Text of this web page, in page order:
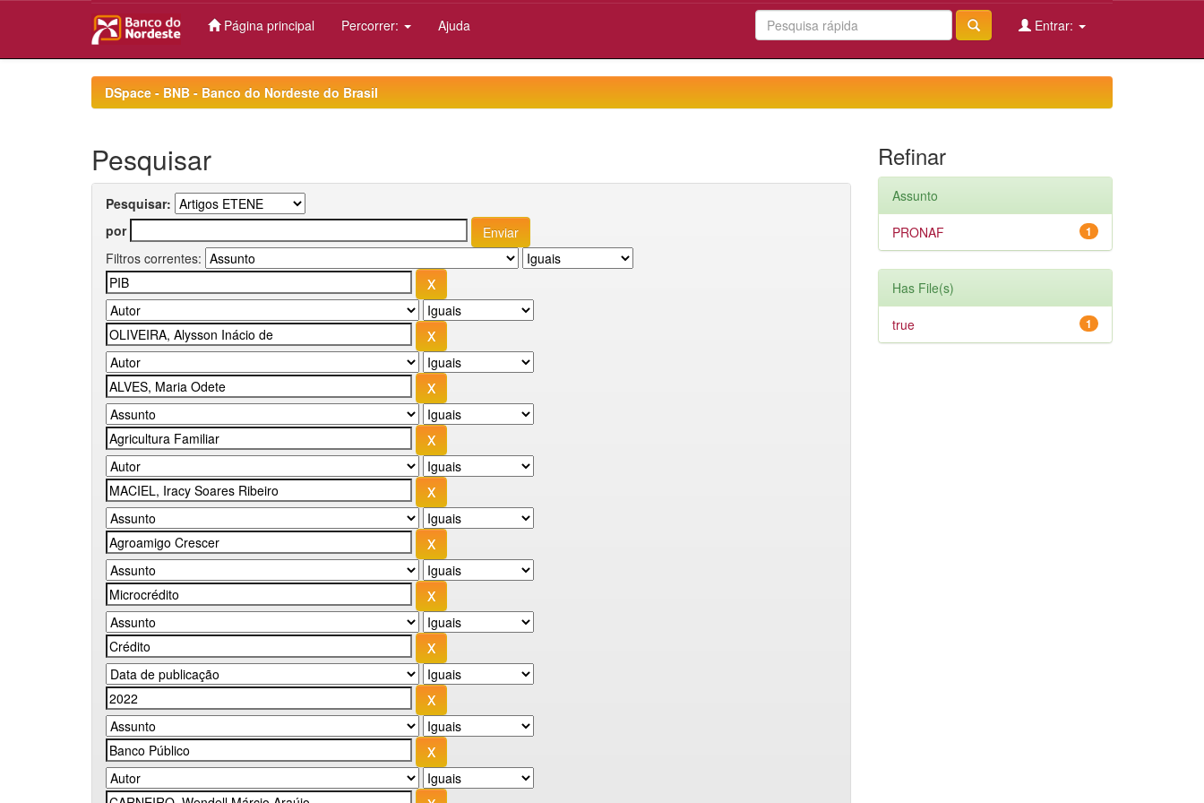
Página principal Percorrer: Ajuda Entrar:
DSpace - BNB - Banco do Nordeste do Brasil
Pesquisar
Pesquisar:
por
Filtros correntes:
Refinar
Assunto
1
PRONAF
Has File(s)
1
true